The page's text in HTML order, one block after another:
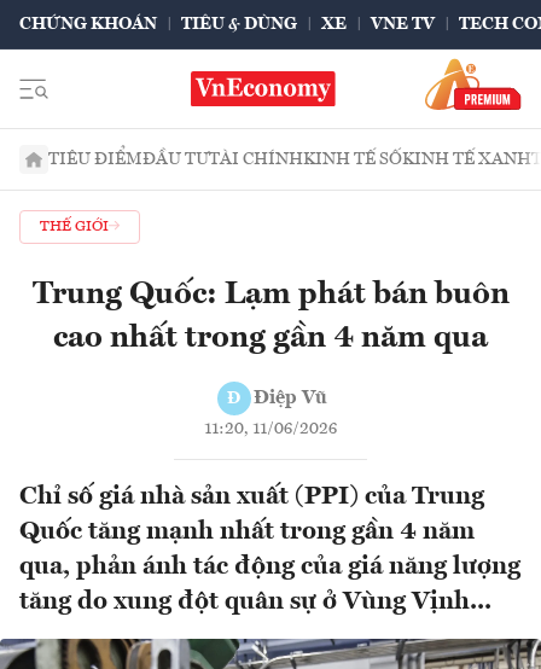
CHỨNG KHOÁN TIÊU & DÙNG XE VNE TV TECH
TIÊU ĐIỂMĐẦU TƯTÀI CHÍNHKINH TẾ SỐKINH TẾ XANH
THẾ GIỚI
Trung Quốc: Lạm phát bán buôn
cao nhất trong gần 4 năm qua
Đ Điệp Vũ
11:20, 11/06/2026
Chỉ số giá nhà sản xuất (PPI) của Trung
Quốc tăng mạnh nhất trong gần 4 năm
qua, phản ánh tác động của giá năng lượng
tăng do xung đột quân sự ở Vùng Vịnh...